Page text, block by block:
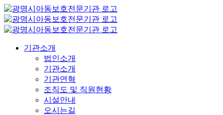
콘
텐
츠
기관소개
법인소개
기관소개
기관연혁
조직도 및 직원현황
시설안내
오시는길